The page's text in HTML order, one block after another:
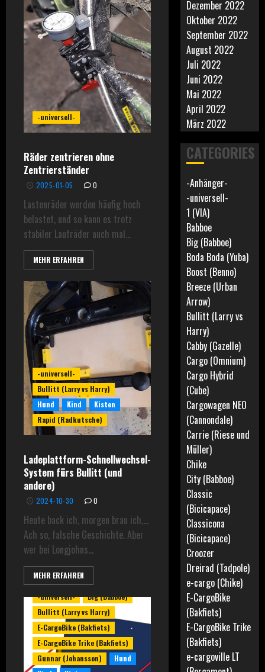
-universell-
Räder zentrieren ohne
Zentrierständer
2025-01-05 0
Lastenräder werden häufig hoch
belastet, und so kann es trotz
stabiler Laufräder auch mal...
MEHR ERFAHREN
-universell-
Bullitt (Larry vs Harry)
Hund
Kind
Kisten
Rapid (Radkutsche)
Ladeplattform-Schnellwechsel-
System fürs Bullitt (und
andere)
2024-10-30 0
Heute back ich, morgen brau ich,…
Ach so, falsche Geschichte. Aber
wer bei Longjohns...
MEHR ERFAHREN
-universell-
Big (Babboe)
Bullitt (Larry vs Harry)
E-CargoBike (Bakfiets)
E-CargoBike Trike (Bakfiets)
Gunnar (Johansson)
Hund
Dezember 2022
Oktober 2022
September 2022
August 2022
Juli 2022
Juni 2022
Mai 2022
April 2022
März 2022
CATEGORIES
-Anhänger-
-universell-
1 (VIA)
Babboe
Big (Babboe)
Boda Boda (Yuba)
Boost (Benno)
Breeze (Urban
Arrow)
Bullitt (Larry vs
Harry)
Cabby (Gazelle)
Cargo (Omnium)
Cargo Hybrid
(Cube)
Cargowagen NEO
(Cannondale)
Carrie (Riese und
Müller)
Chike
City (Babboe)
Classic
(Bicicapace)
Classicona
(Bicicapace)
Croozer
Dreirad (Tadpole)
e-cargo (Chike)
E-CargoBike
(Bakfiets)
E-CargoBike Trike
(Bakfiets)
e-cargoville LT